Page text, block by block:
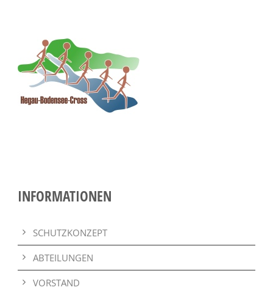
INFORMATIONEN
SCHUTZKONZEPT
ABTEILUNGEN
VORSTAND